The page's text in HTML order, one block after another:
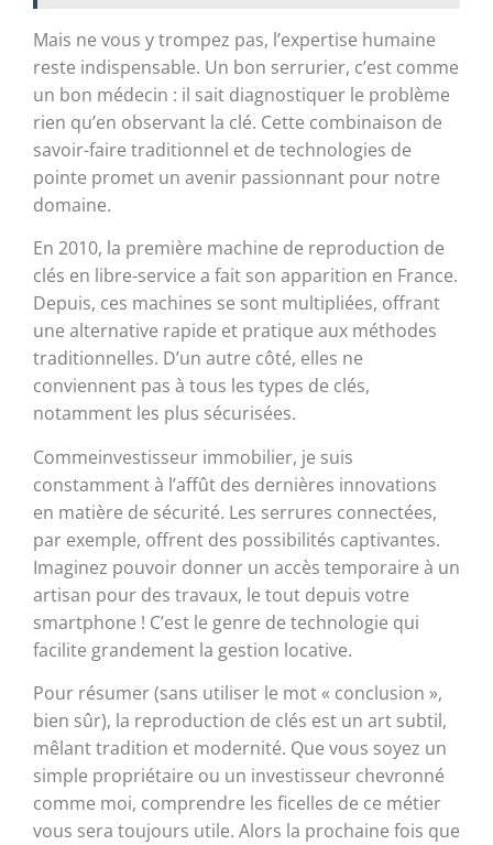
Mais ne vous y trompez pas, l’expertise humaine
reste indispensable. Un bon serrurier, c’est comme
un bon médecin : il sait diagnostiquer le problème
rien qu’en observant la clé. Cette combinaison de
savoir-faire traditionnel et de technologies de
pointe promet un avenir passionnant pour notre
domaine.
En 2010, la première machine de reproduction de
clés en libre-service a fait son apparition en France.
Depuis, ces machines se sont multipliées, offrant
une alternative rapide et pratique aux méthodes
traditionnelles. D’un autre côté, elles ne
conviennent pas à tous les types de clés,
notamment les plus sécurisées.
Commeinvestisseur immobilier, je suis
constamment à l’affût des dernières innovations
en matière de sécurité. Les serrures connectées,
par exemple, offrent des possibilités captivantes.
Imaginez pouvoir donner un accès temporaire à un
artisan pour des travaux, le tout depuis votre
smartphone ! C’est le genre de technologie qui
facilite grandement la gestion locative.
Pour résumer (sans utiliser le mot « conclusion »,
bien sûr), la reproduction de clés est un art subtil,
mêlant tradition et modernité. Que vous soyez un
simple propriétaire ou un investisseur chevronné
comme moi, comprendre les ficelles de ce métier
vous sera toujours utile. Alors la prochaine fois que